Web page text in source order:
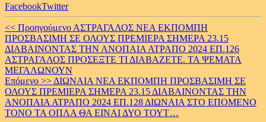
FacebookTwitter
Continue
Reading
<< Προηγούμενο ΑΣΤΡΑΓΑΛΟΣ ΝΕΑ ΕΚΠΟΜΠΗ
ΠΡΟΣΒΑΣΙΜΗ ΣΕ ΟΛΟΥΣ ΠΡΕΜΙΕΡΑ ΣΗΜΕΡΑ 23.15
ΔΙΑΒΑΙΝΟΝΤΑΣ ΤΗΝ ΑΝΟΠΑΙΑ ΑΤΡΑΠΟ 2024 ΕΠ.126
ΑΣΤΡΑΓΑΛΟΣ ΠΡΟΣΕΞΤΕ ΤΙ ΔΙΑΒΑΖΕΤΕ. ΤΑ ΨΕΜΑΤΑ
ΜΕΓΑΛΩΝΟΥΝ
Επόμενο >> ΔΙΩΝΑΙΑ ΝΕΑ ΕΚΠΟΜΠΗ ΠΡΟΣΒΑΣΙΜΗ ΣΕ
ΟΛΟΥΣ ΠΡΕΜΙΕΡΑ ΣΗΜΕΡΑ 23.15 ΔΙΑΒΑΙΝΟΝΤΑΣ ΤΗΝ
ΑΝΟΠΑΙΑ ΑΤΡΑΠΟ 2024 ΕΠ.128 ΔΙΩΝΑΙΑ ΣΤΟ ΕΠΟΜΕΝΟ
ΤΟΝΟ ΤΑ ΟΠΛΑ ΘΑ ΕΙΝΑΙ ΔΥΟ ΤΟΥΤ…